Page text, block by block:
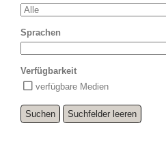
Sprachen
Verfügbarkeit
verfügbare Medien